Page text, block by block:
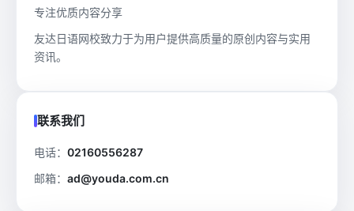
专注优质内容分享
友达日语网校致力于为用户提供高质量的原创内容与实用
资讯。
联系我们
电话： 02160556287
邮箱： ad@youda.com.cn